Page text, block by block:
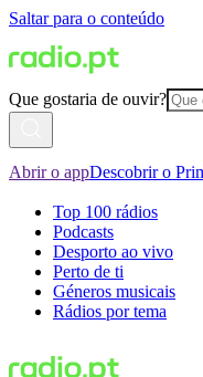
Saltar para o conteúdo
Que gostaria de ouvir?
Abrir o appDescobrir o
Top 100 rádios
Podcasts
Desporto ao vivo
Perto de ti
Géneros musicais
Rádios por tema